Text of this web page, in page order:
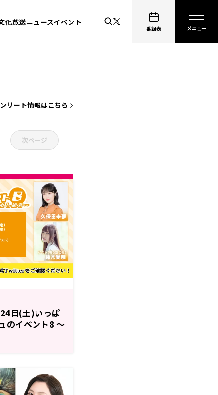
化放送ニュースイベント
番組表
サート情報はこちら
次ページ
日(土)いっぱ
のイベント8 ～